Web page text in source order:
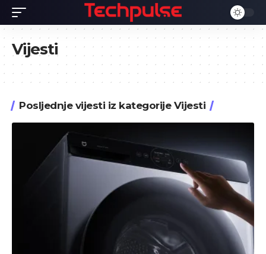
Vijesti
Posljednje vijesti iz kategorije Vijesti